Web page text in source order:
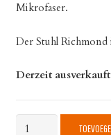
Mikrofaser.
Der Stuhl Richmond
Derzeit ausverkauft
Stuhl